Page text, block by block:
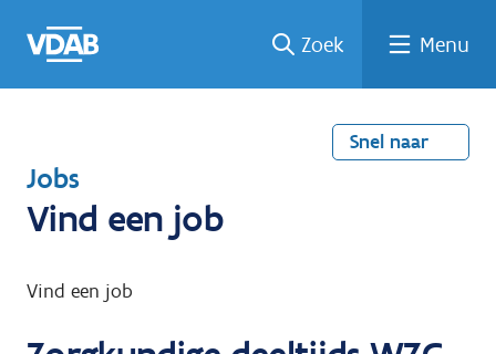
naar
een
een
job
naar
Zoek Menu
Snel naar
T
e
u
Jobs
Vind een job
Vind een job